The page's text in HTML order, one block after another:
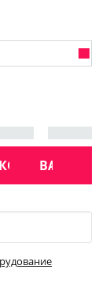
КОНТАКТЫ
УСЛУГИ